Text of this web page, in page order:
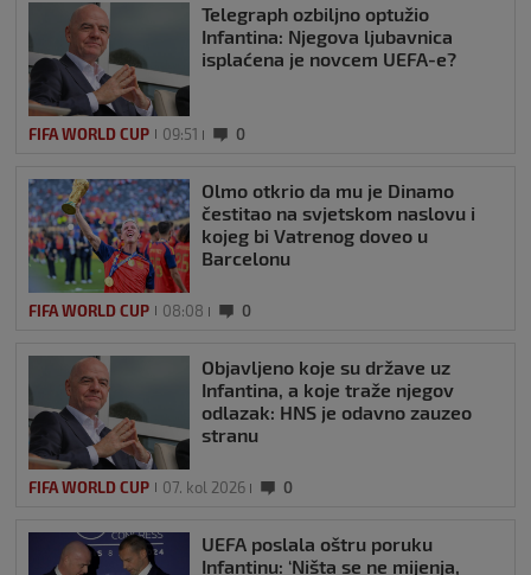
Telegraph ozbiljno optužio
Infantina: Njegova ljubavnica
isplaćena je novcem UEFA-e?
FIFA WORLD CUP 09:51 0
Olmo otkrio da mu je Dinamo
čestitao na svjetskom naslovu i
kojeg bi Vatrenog doveo u
Barcelonu
FIFA WORLD CUP 08:08 0
Objavljeno koje su države uz
Infantina, a koje traže njegov
odlazak: HNS je odavno zauzeo
stranu
FIFA WORLD CUP 07. kol 2026 0
UEFA poslala oštru poruku
Infantinu: ‘Ništa se ne mijenja,